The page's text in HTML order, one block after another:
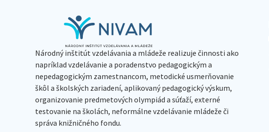
Národný inštitút vzdelávania a mládeže realizuje činnosti ako
napríklad vzdelávanie a poradenstvo pedagogickým a
nepedagogickým zamestnancom, metodické usmerňovanie
škôl a školských zariadení, aplikovaný pedagogický výskum,
organizovanie predmetových olympiád a súťaží, externé
testovanie na školách, neformálne vzdelávanie mládeže či
správa knižničného fondu.